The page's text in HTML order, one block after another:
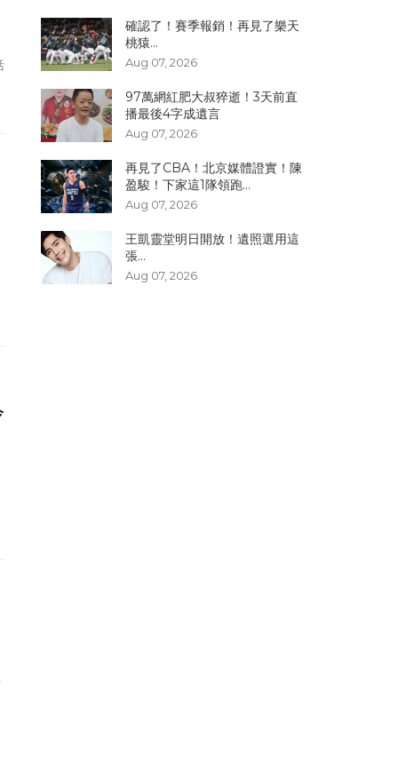
確認了！賽季報銷！再見了樂天
桃猿...
Aug 07, 2026
97萬網紅肥大叔猝逝！3天前直
播最後4字成遺言
Aug 07, 2026
再見了CBA！北京媒體證實！陳
盈駿！下家這1隊領跑...
Aug 07, 2026
王凱靈堂明日開放！遺照選用這
張...
Aug 07, 2026